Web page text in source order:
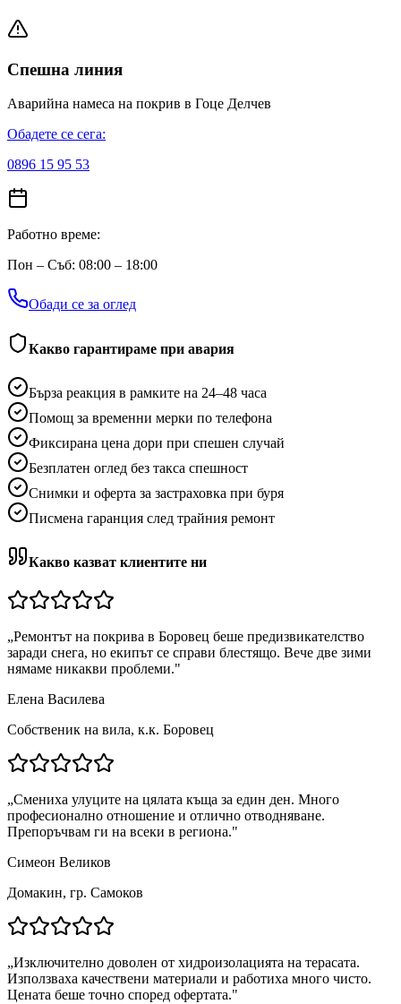
Спешна линия
Аварийна намеса на покрив в Гоце Делчев
Обадете се сега:
0896 15 95 53
Работно време:
Пон – Съб: 08:00 – 18:00
Обади се за оглед
Какво гарантираме при авария
Бърза реакция в рамките на 24–48 часа
Помощ за временни мерки по телефона
Фиксирана цена дори при спешен случай
Безплатен оглед без такса спешност
Снимки и оферта за застраховка при буря
Писмена гаранция след трайния ремонт
Какво казват клиентите ни
„Ремонтът на покрива в Боровец беше предизвикателство
заради снега, но екипът се справи блестящо. Вече две зими
нямаме никакви проблеми."
Елена Василева
Собственик на вила, к.к. Боровец
„Смениха улуците на цялата къща за един ден. Много
професионално отношение и отлично отводняване.
Препоръчвам ги на всеки в региона."
Симеон Великов
Домакин, гр. Самоков
„Изключително доволен от хидроизолацията на терасата.
Използваха качествени материали и работиха много чисто.
Цената беше точно според офертата."